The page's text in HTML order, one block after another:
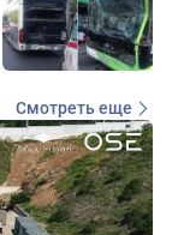
Смотреть еще